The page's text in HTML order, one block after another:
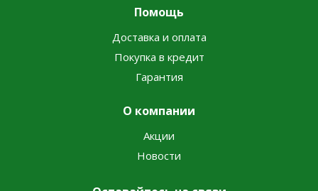
Помощь
Доставка и оплата
Покупка в кредит
Гарантия
О компании
Акции
Новости